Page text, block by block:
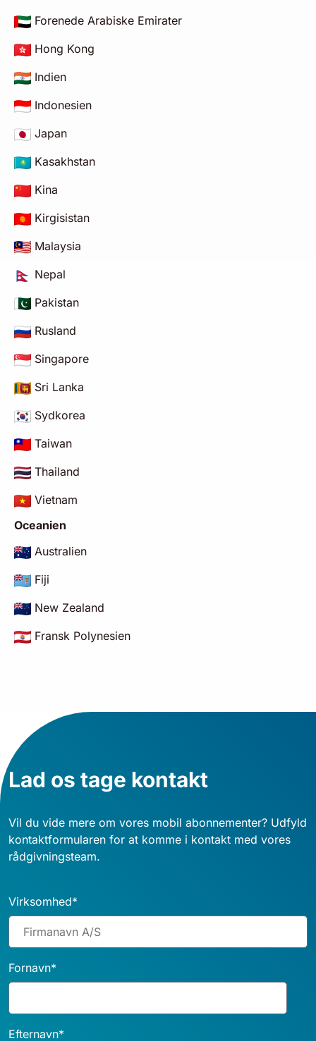
Forenede Arabiske Emirater
Hong Kong
Indien
Indonesien
Japan
Kasakhstan
Kina
Kirgisistan
Malaysia
Nepal
Pakistan
Rusland
Singapore
Sri Lanka
Sydkorea
Taiwan
Thailand
Vietnam
Oceanien
Australien
Fiji
New Zealand
Fransk Polynesien
Lad os tage kontakt
Vil du vide mere om vores mobil abonnementer? Udfyld
kontaktformularen for at komme i kontakt med vores
rådgivningsteam.
Virksomhed*
Fornavn*
Efternavn*